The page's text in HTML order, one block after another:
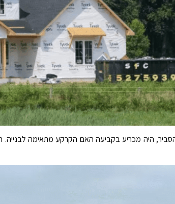
היה מכריע בקביעה האם הקרקע מתאימה לבנייה.